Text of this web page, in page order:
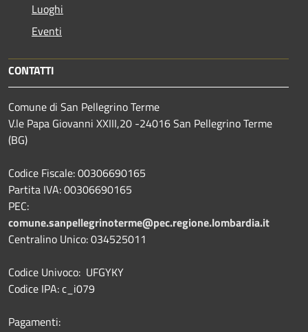
Luoghi
Eventi
CONTATTI
Comune di San Pellegrino Terme
V.le Papa Giovanni XXIII,20 -24016 San Pellegrino Terme
(BG)
Codice Fiscale: 00306690165
Partita IVA: 00306690165
PEC:
comune.sanpellegrinoterme@pec.regione.lombardia.it
Centralino Unico: 034525011
Codice Univoco: UFGYKY
Codice IPA: c_i079
Pagamenti: